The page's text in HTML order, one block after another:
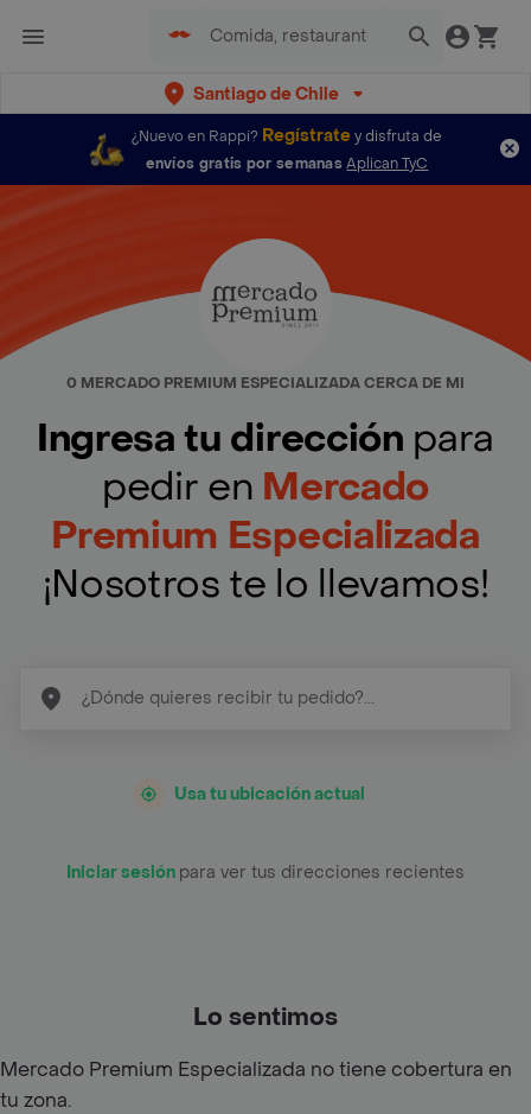
Santiago de Chile
¿Nuevo en Rappi? Regístratey disfruta de
envíos gratis por semanas Aplican TyC
0 MERCADO PREMIUM ESPECIALIZADA CERCA DE MI
Ingresa tu dirección para
pedir en Mercado
Premium Especializada
¡Nosotros te lo llevamos!
Usa tu ubicación actual
Iniciar sesión para ver tus direcciones recientes
Lo sentimos
Mercado Premium Especializada no tiene cobertura en
tu zona.